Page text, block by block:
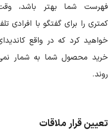
شما بهتر باشد، وقت
را برای گفتگو با افرادی تلف
کرد که در واقع کاندیدای
محصول شما به شمار نمی
قرار ملاقات